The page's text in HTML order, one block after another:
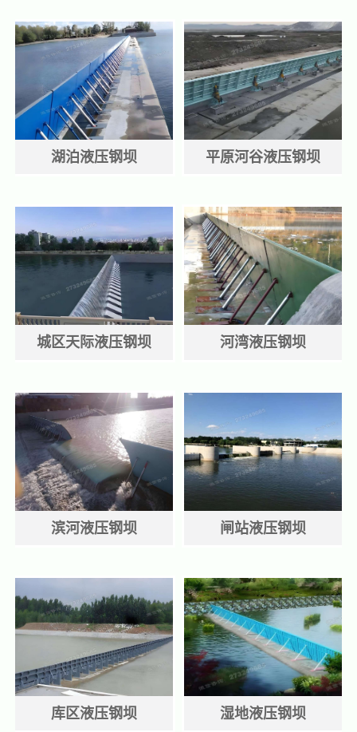
湖泊液压钢坝 平原河谷液压钢坝
城区天际液压钢坝 河湾液压钢坝
滨河液压钢坝 闸站液压钢坝
库区液压钢坝 湿地液压钢坝